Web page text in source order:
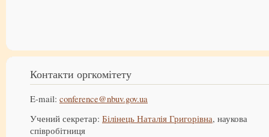
Контакти оргкомітету
E-mail: conference@nbuv.gov.ua
Учений секретар: Білінець Наталія Григорівна, наукова
співробітниця